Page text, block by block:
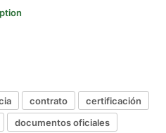
contrato
certificación
documentos oficiales